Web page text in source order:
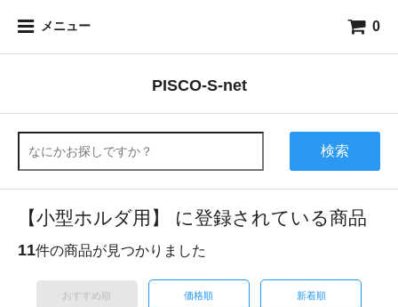
メニュー 0
PISCO-S-net
検索
【小型ホルダ用】 に登録されている商品
11件の商品が見つかりました
おすすめ順 価格順 新着順